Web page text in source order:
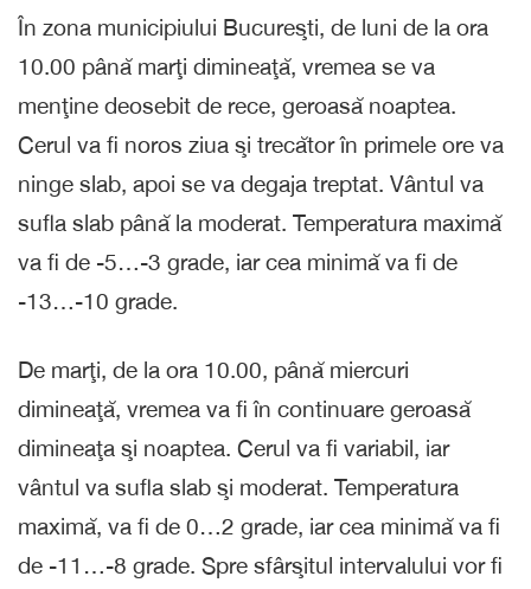
În zona municipiului Bucureşti, de luni de la ora
10.00 până marţi dimineaţă, vremea se va
menţine deosebit de rece, geroasă noaptea.
Cerul va fi noros ziua şi trecător în primele ore va
ninge slab, apoi se va degaja treptat. Vântul va
sufla slab până la moderat. Temperatura maximă
va fi de -5…-3 grade, iar cea minimă va fi de
-13…-10 grade.
De marţi, de la ora 10.00, până miercuri
dimineaţă, vremea va fi în continuare geroasă
dimineaţa şi noaptea. Cerul va fi variabil, iar
vântul va sufla slab şi moderat. Temperatura
maximă, va fi de 0…2 grade, iar cea minimă va fi
de -11…-8 grade. Spre sfârşitul intervalului vor fi